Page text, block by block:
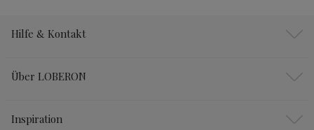
Hilfe & Kontakt
Über LOBERON
Inspiration